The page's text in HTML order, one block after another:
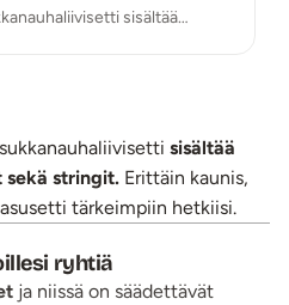
sisältää
sisältää
sekä stringit. Erittäin kaunis,
tärkeimpiin hetkiisi.
ryhtiä
ja niissä on säädettävät